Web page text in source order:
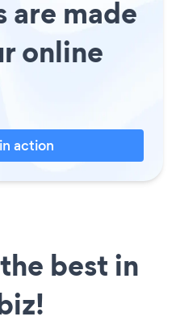
are made
online
action
best in